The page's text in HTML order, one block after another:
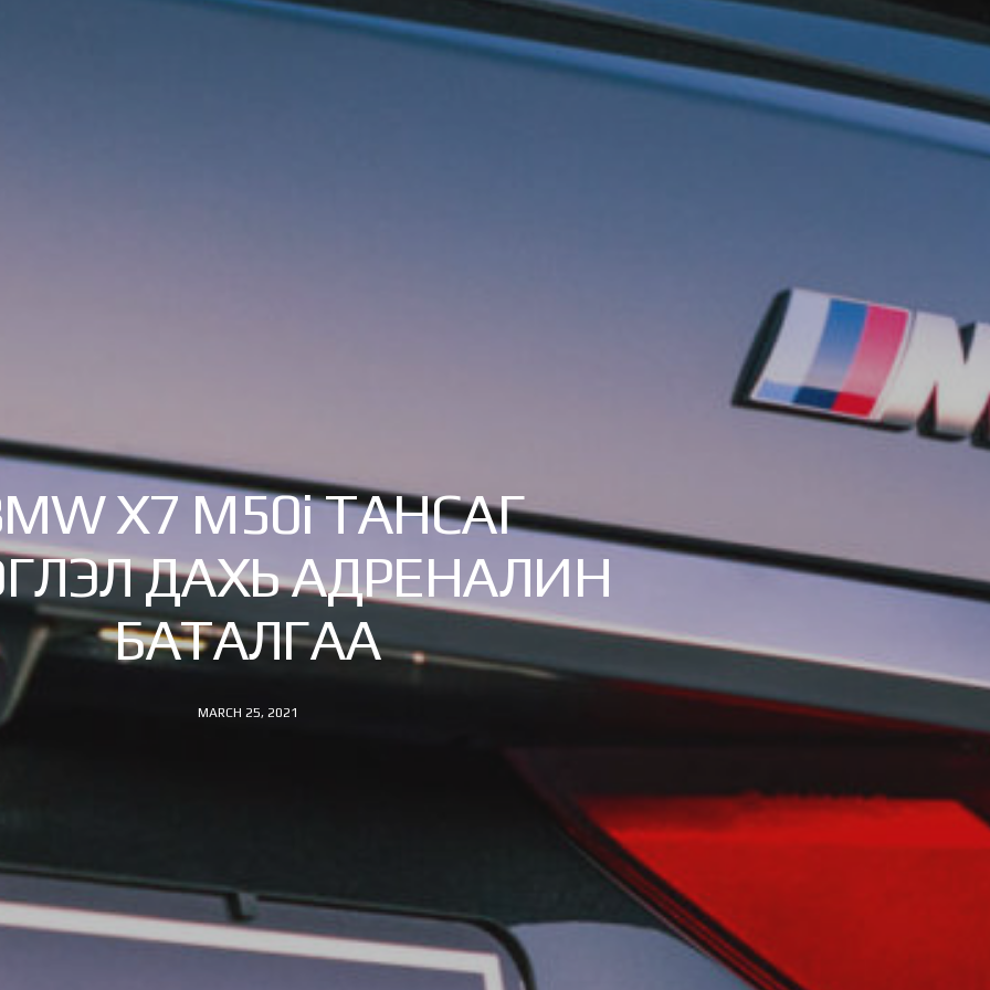
X7 M50i ТАНСАГ
ДАХЬ АДРЕНАЛИН
БАТАЛГАА
MARCH 25, 2021